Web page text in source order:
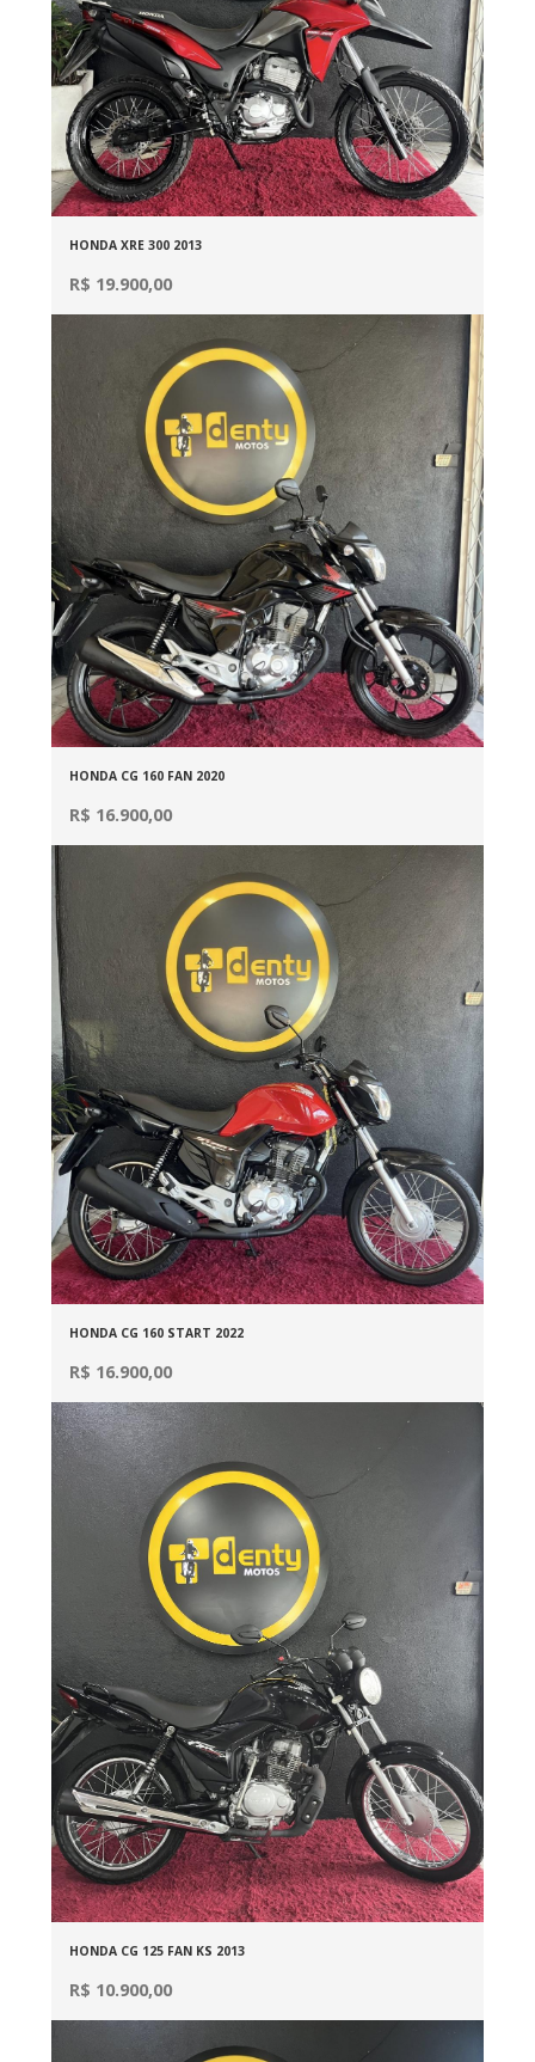
HONDA XRE 300 2013
R$ 19.900,00
HONDA CG 160 FAN 2020
R$ 16.900,00
HONDA CG 160 START 2022
R$ 16.900,00
HONDA CG 125 FAN KS 2013
R$ 10.900,00